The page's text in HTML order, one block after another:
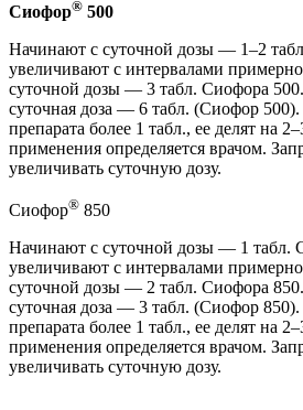
Сиофор® 500
Начинают с суточной дозы — 1–2
увеличивают с интервалами
суточной дозы — 3 табл. Сиофора
суточная доза — 6 табл. (Сиофор 500).
препарата более 1 табл., ее делят на
применения определяется врачом.
увеличивать суточную дозу.
Сиофор® 850
Начинают с суточной дозы — 1 табл.
увеличивают с интервалами
суточной дозы — 2 табл. Сиофора
суточная доза — 3 табл. (Сиофор 850).
препарата более 1 табл., ее делят на
применения определяется врачом.
увеличивать суточную дозу.